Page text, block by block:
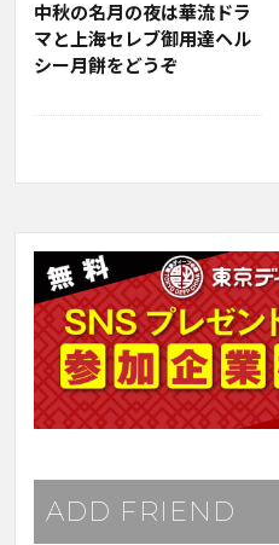
中秋の名月の夜は華流ドラ
マと上海セレブ御用達ヘル
シー月餅をどうぞ
ADD FRIEND